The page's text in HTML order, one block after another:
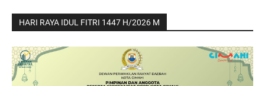
HARI RAYA IDUL FITRI 1447 H/2026 M